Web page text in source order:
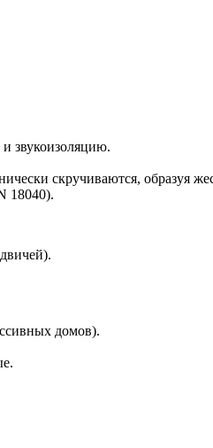
звукоизоляцию.
скручиваются, образуя
18040).
домов).